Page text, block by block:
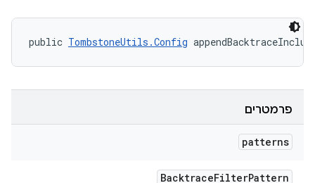
public TombstoneUtils.Config
פרמטרים
patterns
BacktraceFilterPattern